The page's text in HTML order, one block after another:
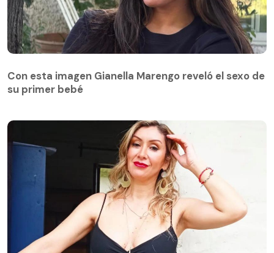
Con esta imagen Gianella Marengo reveló el sexo de
su primer bebé